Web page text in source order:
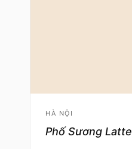
HÀ NỘI
Phố Sương Latte